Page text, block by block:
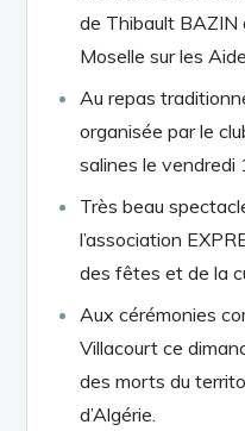
de Thibault
Moselle sur les
Au repas
organisée par le
salines le vendredi
Très beau
l’association
des fêtes et de la
Aux cérémonies
Villacourt ce
des morts du
d’Algérie.